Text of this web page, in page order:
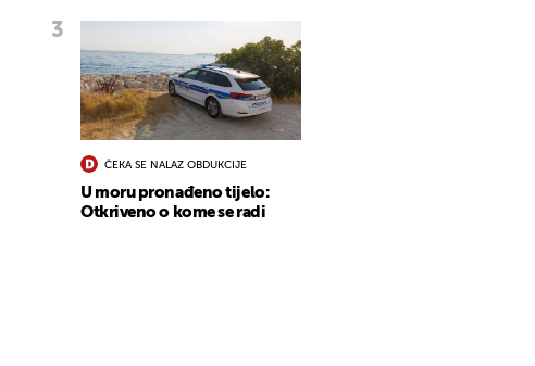
ČEKA SE NALAZ OBDUKCIJE
U moru pronađeno tijelo:
Otkriveno o kome se radi